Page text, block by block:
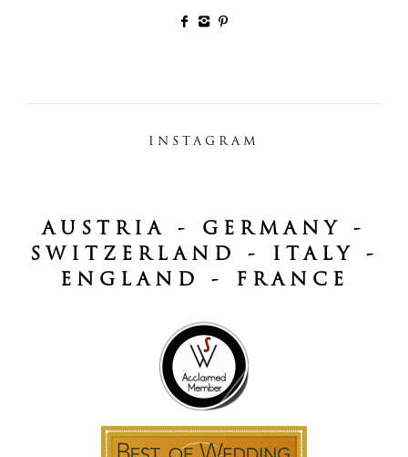
INSTAGRAM
AUSTRIA - GERMANY -
SWITZERLAND - ITALY -
ENGLAND - FRANCE